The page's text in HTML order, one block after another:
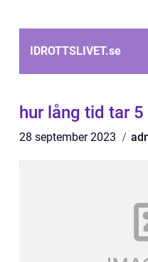
IDROTTSLIVET.se
hur lång tid tar
28 september 2023